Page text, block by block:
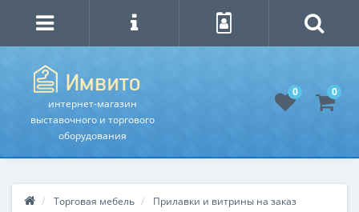
интернет-магазин
выставочного и торгового
оборудования
0 0
Торговая мебель Прилавки и витрины на заказ